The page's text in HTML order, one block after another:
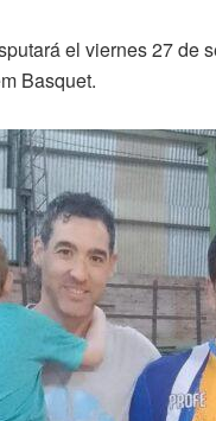
el viernes 27 de
Basquet.